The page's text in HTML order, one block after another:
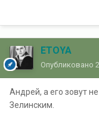
ETOYA
Опубликовано
Андрей, а его зовут
Зелинским.